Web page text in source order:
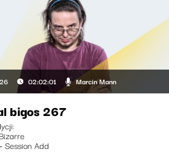
02:02:01 Marcin Mann
bigos 267
Session Add